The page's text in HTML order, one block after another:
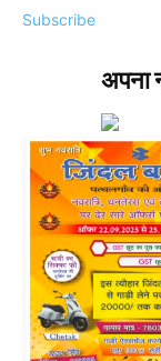
Subscribe
अपना